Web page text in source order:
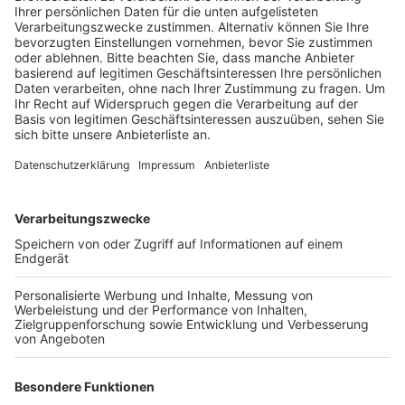
wächst jetzt mit jedem Jahrgang. Damit auch die
Oberstufenschüler genug Platz haben, wird jetzt
wie geplant ein neues Gebäude errichtet.
Veröffentlicht:Dienstag, 28.04.2020 17:11
Anzeige
besteht aus sechs Kursräumen, jeweils einem
Aufenthaltsraum für Schüler und Lehrer und einem
Büro für die Oberstufenkoordinierung. Es soll
bekommen moderne, interaktive Tafeln. Außerdem
sind die Kursräume ringförmig um einen Innenhof
gruppiert, der für Pausen genutzt werden soll. Die
Jahres geplant – dann startet an der Gesamtschule